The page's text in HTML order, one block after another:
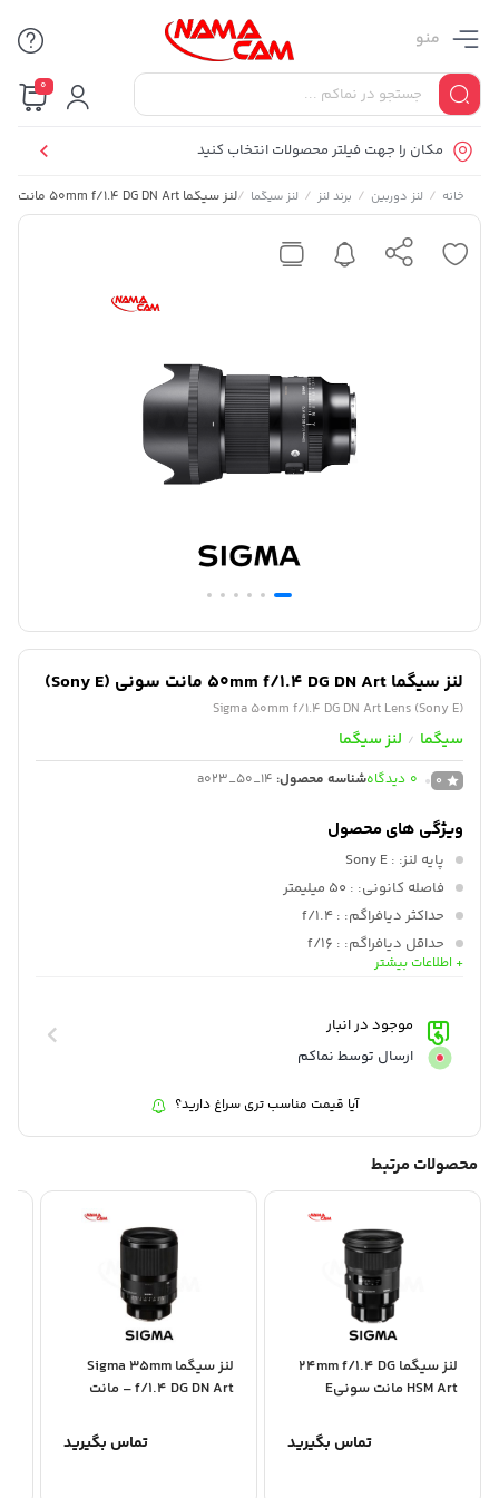
منو
0
مکان را جهت فیلتر محصولات انتخاب کنید
خانه / لنز دوربین / برند لنز / لنز سیگما /لنز سیگما 50mm f/1.4 DG DN Art مانت سونی (Sony E)
لنز سیگما 50mm f/1.4 DG DN Art مانت سونی (Sony E)
Sigma 50mm f/1.4 DG DN Art Lens (Sony E)
سیگما / لنز سیگما
0
0 دیدگاهشناسه محصول: a023_50_14
ویژگی های محصول
پایه لنز: : Sony E
فاصله کانونی: : 50 میلیمتر
حداکثر دیافراگم: : f/1.4
حداقل دیافراگم: : f/16
فرمت لنز:: فول فریم
حداقل فاصله فوکوس:
نسبت بازتولید:: ماکرو 1:6.8
+ اطلاعات بیشتر
موجود در انبار
ارسال توسط نماکم
آیا قیمت مناسب تری سراغ دارید؟
محصولات مرتبط
لنز سیگما 24mm f/1.4 DG
HSM Art مانت سونیE
تماس بگیرید
لنز سیگما Sigma 35mm
f/1.4 DG DN Art – مانت
تماس بگیرید